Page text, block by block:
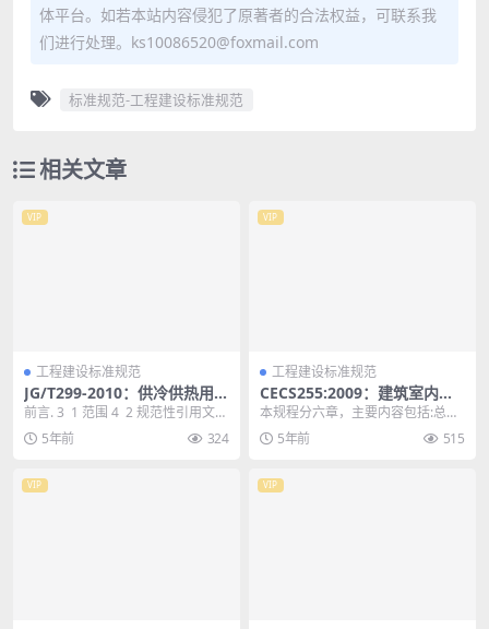
体平台。如若本站内容侵犯了原著者的合法权益，可联系我
们进行处理。ks10086520@foxmail.com
标准规范-工程建设标准规范
相关文章
VIP
工程建设标准规范
JG/T299-2010：供冷供热用蓄
能设备技术条件
前言. 3 1 范围 4 2 规范性引用文
件 4 3 术语和定义 4 4...
5年前 324
VIP
工程建设标准规范
CECS255:2009：建筑室内吊
顶工程技术规程
本规程分六章，主要内容包括:总
则，术语和分类，材料，设计，施
工，验收。 1 总 ...
5年前 515
VIP VIP